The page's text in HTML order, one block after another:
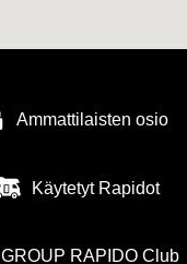
Ammattilaisten osio
Käytetyt Rapidot
GROUP RAPIDO Club